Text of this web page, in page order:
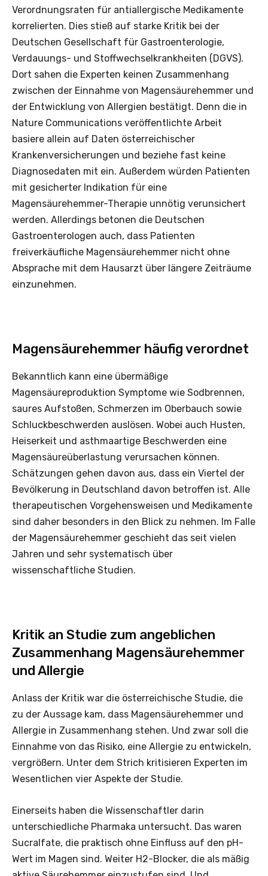
Verordnungsraten für antiallergische Medikamente
korrelierten. Dies stieß auf starke Kritik bei der
Deutschen Gesellschaft für Gastroenterologie,
Verdauungs- und Stoffwechselkrankheiten (DGVS).
Dort sahen die Experten keinen Zusammenhang
zwischen der Einnahme von Magensäurehemmer und
der Entwicklung von Allergien bestätigt. Denn die in
Nature Communications veröffentlichte Arbeit
basiere allein auf Daten österreichischer
Krankenversicherungen und beziehe fast keine
Diagnosedaten mit ein. Außerdem würden Patienten
mit gesicherter Indikation für eine
Magensäurehemmer-Therapie unnötig verunsichert
werden. Allerdings betonen die Deutschen
Gastroenterologen auch, dass Patienten
freiverkäufliche Magensäurehemmer nicht ohne
Absprache mit dem Hausarzt über längere Zeiträume
einzunehmen.
Magensäurehemmer häufig verordnet
Bekanntlich kann eine übermäßige
Magensäureproduktion Symptome wie Sodbrennen,
saures Aufstoßen, Schmerzen im Oberbauch sowie
Schluckbeschwerden auslösen. Wobei auch Husten,
Heiserkeit und asthmaartige Beschwerden eine
Magensäureüberlastung verursachen können.
Schätzungen gehen davon aus, dass ein Viertel der
Bevölkerung in Deutschland davon betroffen ist. Alle
therapeutischen Vorgehensweisen und Medikamente
sind daher besonders in den Blick zu nehmen. Im Falle
der Magensäurehemmer geschieht das seit vielen
Jahren und sehr systematisch über
wissenschaftliche Studien.
Kritik an Studie zum angeblichen
Zusammenhang Magensäurehemmer
und Allergie
Anlass der Kritik war die österreichische Studie, die
zu der Aussage kam, dass Magensäurehemmer und
Allergie in Zusammenhang stehen. Und zwar soll die
Einnahme von das Risiko, eine Allergie zu entwickeln,
vergrößern. Unter dem Strich kritisieren Experten im
Wesentlichen vier Aspekte der Studie.
Einerseits haben die Wissenschaftler darin
unterschiedliche Pharmaka untersucht. Das waren
Sucralfate, die praktisch ohne Einfluss auf den pH-
Wert im Magen sind. Weiter H2-Blocker, die als mäßig